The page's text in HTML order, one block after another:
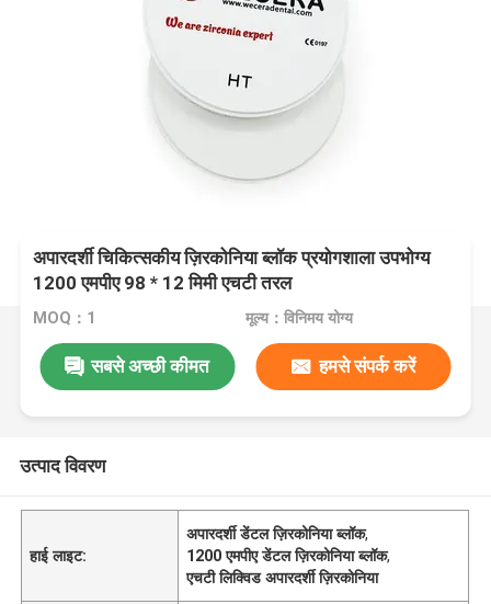
अपारदर्शी चिकित्सकीय ज़िरकोनिया ब्लॉक प्रयोगशाला उपभोग्य
1200 एमपीए 98 * 12 मिमी एचटी तरल
MOQ：1 मूल्य：विनिमय योग्य
सबसे अच्छी कीमत हमसे संपर्क करें
उत्पाद विवरण
हाई लाइट:
अपारदर्शी डेंटल ज़िरकोनिया ब्लॉक,
1200 एमपीए डेंटल ज़िरकोनिया ब्लॉक,
एचटी लिक्विड अपारदर्शी ज़िरकोनिया